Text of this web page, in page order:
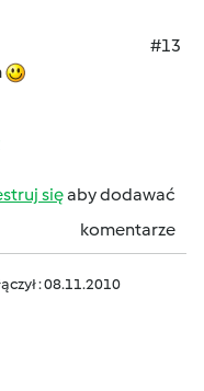
#13
sięaby dodawać
komentarze
: 08.11.2010